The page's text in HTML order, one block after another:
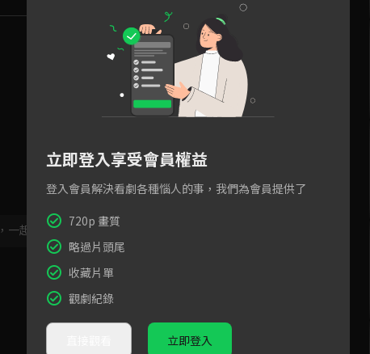
，一起共創新版留言功能！
立即登入享受會員權益
登入會員解決看劇各種惱人的事，我們為會員提供了
720p 畫質
略過片頭尾
收藏片單
觀劇紀錄
立即登入